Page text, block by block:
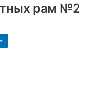
рам №2